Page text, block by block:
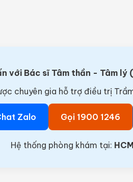
với Bác sĩ Tâm thần - Tâm lý
chuyên gia hỗ trợ điều trị
Zalo Gọi 1900 1246
Hệ thống phòng khám tại: